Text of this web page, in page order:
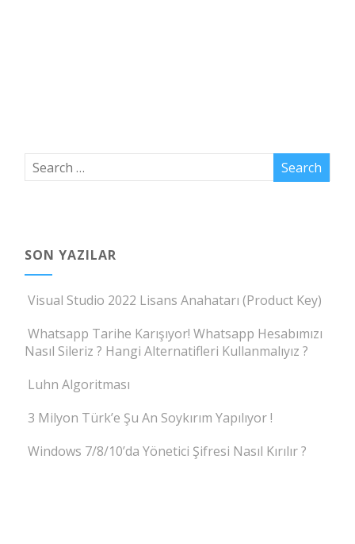
SON YAZILAR
Visual Studio 2022 Lisans Anahatarı (Product Key)
Whatsapp Tarihe Karışıyor! Whatsapp Hesabımızı
Nasıl Sileriz ? Hangi Alternatifleri Kullanmalıyız ?
Luhn Algoritması
3 Milyon Türk’e Şu An Soykırım Yapılıyor !
Windows 7/8/10’da Yönetici Şifresi Nasıl Kırılır ?